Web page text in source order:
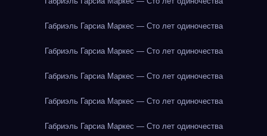
Габриэль Гарсиа Маркес — Сто лет одиночества
Габриэль Гарсиа Маркес — Сто лет одиночества
Габриэль Гарсиа Маркес — Сто лет одиночества
Габриэль Гарсиа Маркес — Сто лет одиночества
Габриэль Гарсиа Маркес — Сто лет одиночества